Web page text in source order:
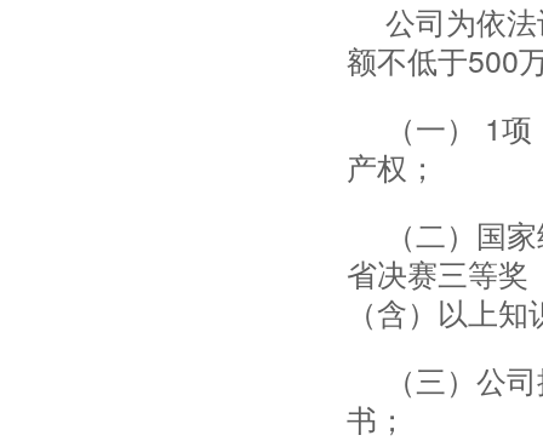
公司为依
额不低于500
（一） 1
产权；
（二）国
省决赛三等奖
（含）以上
（三）公
书；